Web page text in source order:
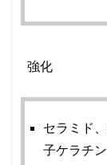
強化
セラミド、
子ケラチン